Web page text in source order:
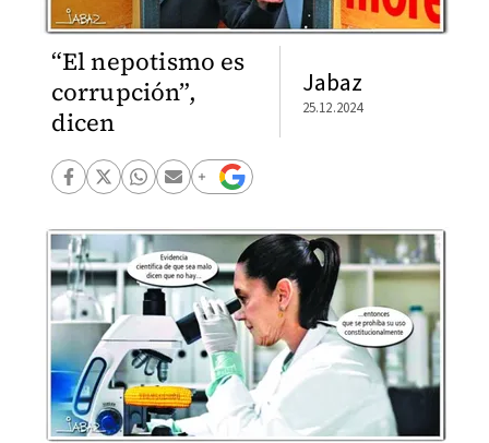
“El nepotismo es
corrupción”,
dicen
Jabaz
25.12.2024